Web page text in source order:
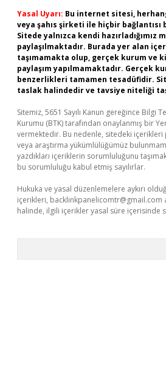
Yasal Uyarı: Bu internet sitesi,
veya şahıs şirketi ile hiçbir bağlantısı
Sitede yalnızca kendi hazırladığımız
paylaşılmaktadır. Burada yer alan
taşımamakta olup, gerçek kurum ve
paylaşım yapılmamaktadır. Gerçek
benzerlikleri tamamen tesadüfidir.
taslak halindedir ve tavsiye niteliği
Sitemiz, 5651 Sayılı Kanun gereğince Bilgi
Kurumu (BTK) tarafından onaylanmış bir
vermektedir. Bu nedenle, sitedeki
veya araştırma yükümlülüğümüz
yazdıkları içeriklerin sorumluluğunu
bu sorumluluğu kabul etmiş sayılırlar.
Hukuka ve yasal düzenlemelere aykırı
içerikleri, backlinkpanelicomtr@gmail.com
halinde, ilgili içerikler yasal süre içerisinde